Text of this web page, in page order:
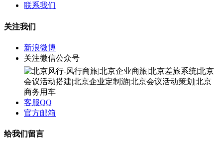
联系我们
关注我们
新浪微博
关注微信公众号
客服QQ
官方邮箱
给我们留言